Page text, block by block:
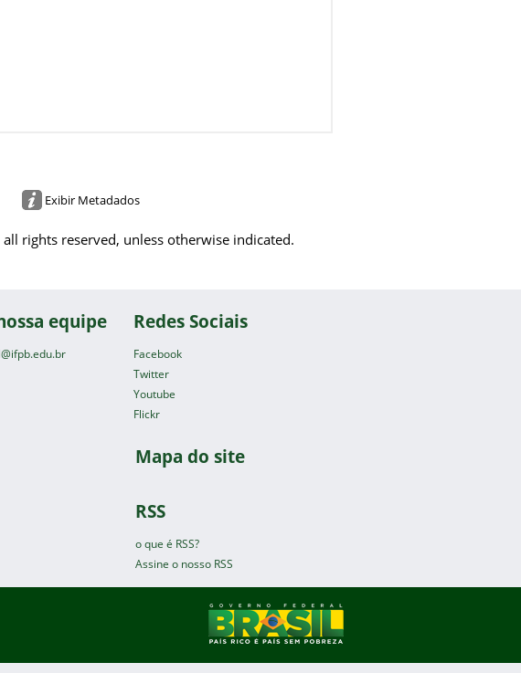
Exibir Metadados
rights reserved, unless otherwise indicated.
equipe Redes Sociais
Facebook
Twitter
Youtube
Flickr
Mapa do site
RSS
o que é RSS?
Assine o nosso RSS